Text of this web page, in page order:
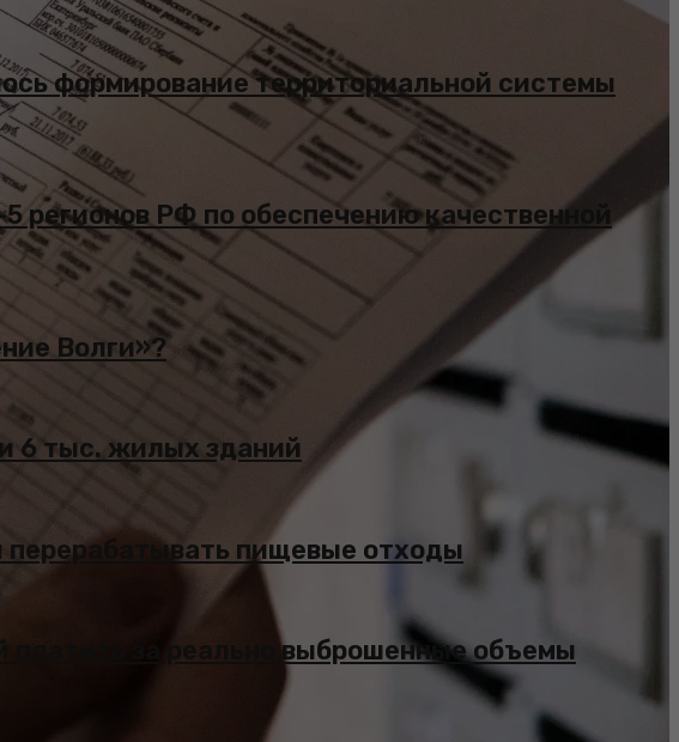
формирование территориальной системы
регионов РФ по обеспечению качественной
Волги»?
6 тыс. жилых зданий
перерабатывать пищевые отходы
платить за реально выброшенные объемы